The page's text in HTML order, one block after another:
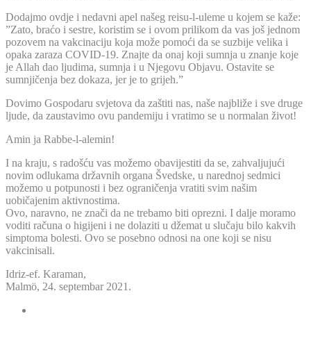
Dodajmo ovdje i nedavni apel našeg reisu-l-uleme u kojem se kaže:
”Zato, braćo i sestre, koristim se i ovom prilikom da vas još jednom
pozovem na vakcinaciju koja može pomoći da se suzbije velika i
opaka zaraza COVID-19. Znajte da onaj koji sumnja u znanje koje
je Allah dao ljudima, sumnja i u Njegovu Objavu. Ostavite se
sumnjičenja bez dokaza, jer je to grijeh.”
Dovimo Gospodaru svjetova da zaštiti nas, naše najbliže i sve druge
ljude, da zaustavimo ovu pandemiju i vratimo se u normalan život!
Amin ja Rabbe-l-alemin!
I na kraju, s radošću vas možemo obavijestiti da se, zahvaljujući
novim odlukama državnih organa Švedske, u narednoj sedmici
možemo u potpunosti i bez ograničenja vratiti svim našim
uobičajenim aktivnostima.
Ovo, naravno, ne znači da ne trebamo biti oprezni. I dalje moramo
voditi računa o higijeni i ne dolaziti u džemat u slučaju bilo kakvih
simptoma bolesti. Ovo se posebno odnosi na one koji se nisu
vakcinisali.
Idriz-ef. Karaman,
Malmö, 24. septembar 2021.